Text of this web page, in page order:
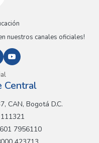
nuestros canales oficiales!
Central
CAN, Bogotá D.C.
111321
7956110